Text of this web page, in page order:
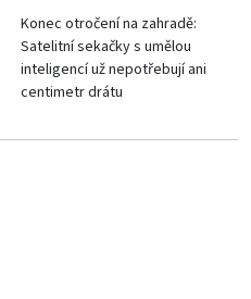
Konec otročení na zahradě:
Satelitní sekačky s umělou
inteligencí už nepotřebují ani
centimetr drátu